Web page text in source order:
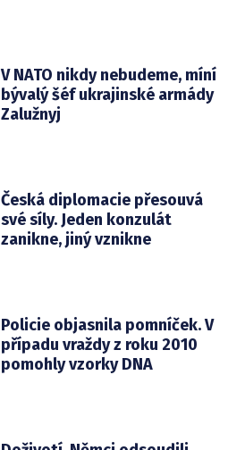
V NATO nikdy nebudeme, míní
bývalý šéf ukrajinské armády
Zalužnyj
Česká diplomacie přesouvá
své síly. Jeden konzulát
zanikne, jiný vznikne
Policie objasnila pomníček. V
případu vraždy z roku 2010
pomohly vzorky DNA